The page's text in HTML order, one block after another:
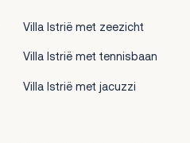
Villa Istrië met zeezicht
Villa Istrië met tennisbaan
Villa Istrië met jacuzzi